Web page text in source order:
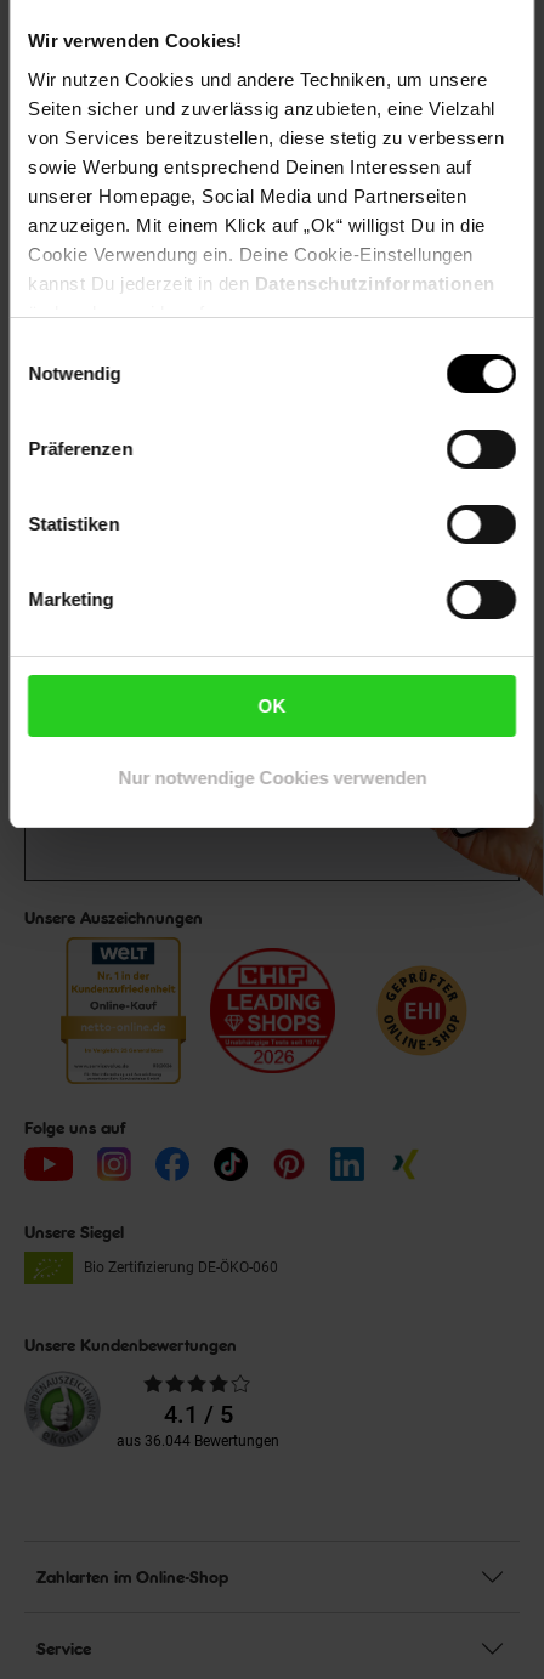
Wir verwenden Cookies!
Wir nutzen Cookies und andere Techniken, um unsere
Seiten sicher und zuverlässig anzubieten, eine Vielzahl
von Services bereitzustellen, diese stetig zu verbessern
sowie Werbung entsprechend Deinen Interessen auf
unserer Homepage, Social Media und Partnerseiten
anzuzeigen. Mit einem Klick auf „Ok“ willigst Du in die
Cookie Verwendung ein. Deine Cookie-Einstellungen
kannst Du jederzeit in den Datenschutzinformationen
ändern bzw. widerrufen.
Notwendig
Präferenzen
Statistiken
Marketing
OK
Nur notwendige Cookies verwenden
Netto Reisen TV-Shop Weinwelt
Rezeptwelt NettoKOM Karriere
15€**
Unsere Auszeichnungen
Folge uns auf
Unsere Siegel
Bio Zertifizierung DE-ÖKO-060
Unsere Kundenbewertungen
Durchschnittliche
Bewertungen4.1 / 5
aus 36.044 Bewertungen
Zahlarten im Online-Shop
Service